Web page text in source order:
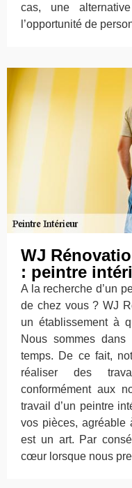
cas, une
l’opportunité de
WJ
: peintre
A la recherche d’un
de chez vous ? WJ
un établissement à
Nous sommes
temps. De ce fait,
réaliser des
conformément aux
travail d’un peintre
vos pièces, agréable
est un art. Par
cœur lorsque nous